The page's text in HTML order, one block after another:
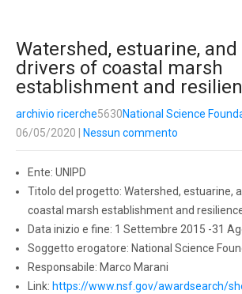
Watershed, estuarine, and
drivers of coastal marsh
establishment and
archivio ricerche5630National Science
06/05/2020
Nessun commento
Ente: UNIPD
Titolo del progetto: Watershed, estuarine,
coastal marsh establishment and
Data inizio e fine: 1 Settembre 2015 -31
Soggetto erogatore: National Science
Responsabile: Marco Marani
Link: https://www.nsf.gov/awardsearch/